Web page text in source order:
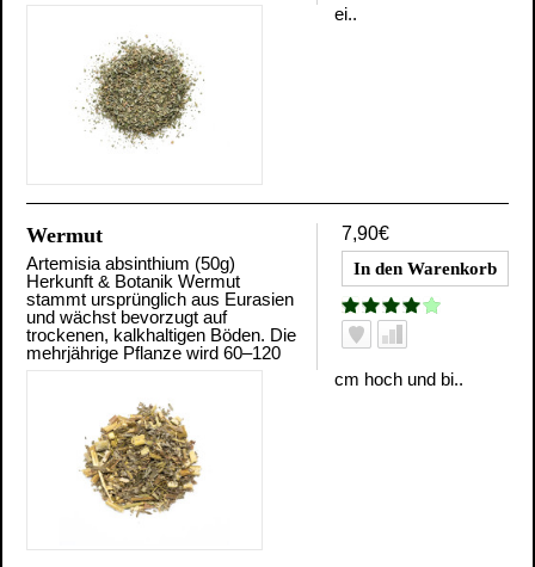
ei..
7,90€
Wermut
Artemisia absinthium (50g)
Herkunft & Botanik Wermut
stammt ursprünglich aus Eurasien
und wächst bevorzugt auf
trockenen, kalkhaltigen Böden. Die
mehrjährige Pflanze wird 60–120
cm hoch und bi..